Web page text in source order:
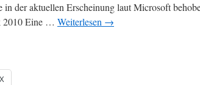
in der aktuellen Erscheinung laut Microsoft
2010 Eine … Weiterlesen →
X